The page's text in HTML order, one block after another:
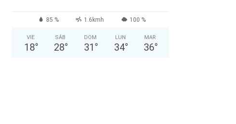
85 % 1.6kmh 100 %
VIE
18°
SÁB
28°
DOM
31 °
LUN
34°
MAR
36°